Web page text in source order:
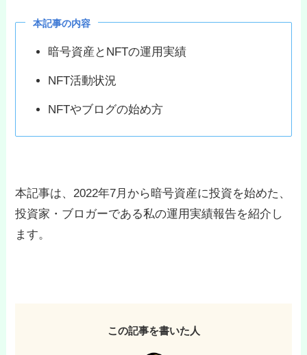
本記事の内容
暗号資産とNFTの運用実績
NFT活動状況
NFTやブログの始め方
本記事は、2022年7月から暗号資産に投資を始めた、
投資家・ブロガーである私の運用実績報告を紹介し
ます。
この記事を書いた人